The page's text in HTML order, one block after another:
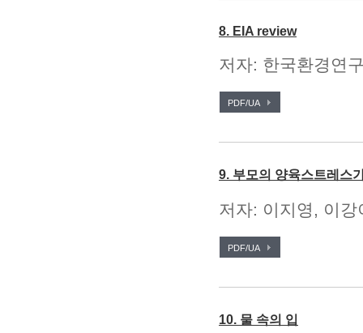
8. EIA review
저자: 한국환경연
PDF/UA
9. 부모의 양육스트레스
저자: 이지영, 이
PDF/UA
10. 물 속의 입